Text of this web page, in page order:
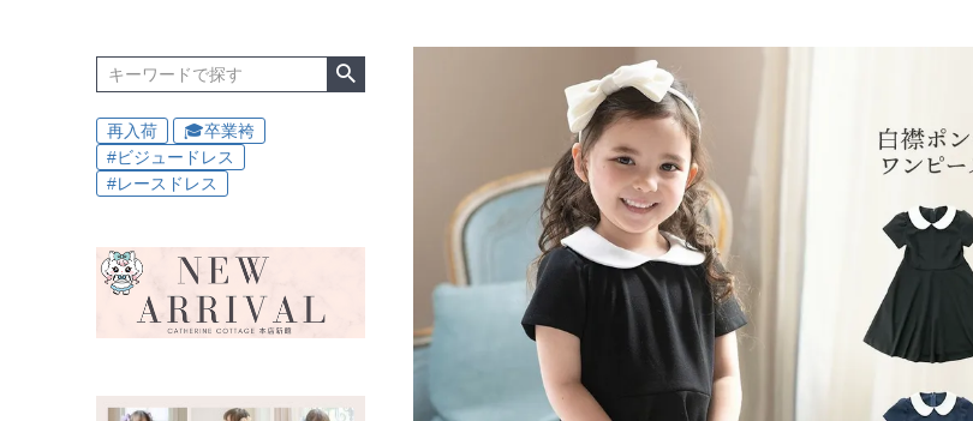
再入荷
🎓卒業袴
#ビジュードレス
#レースドレス